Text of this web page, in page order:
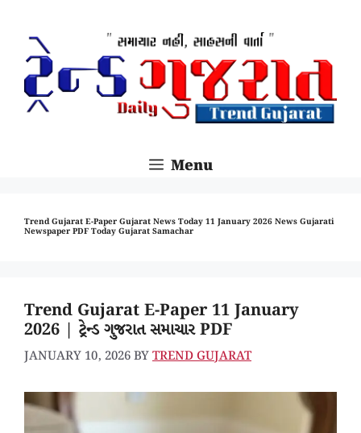
CONTENT
Menu
Trend Gujarat E-Paper Gujarat News Today 11 January 2026 News Gujarati
Newspaper PDF Today Gujarat Samachar
Trend Gujarat E-Paper 11 January
2026 | ટ્રેન્ડ ગુજરાત સમાચાર PDF
JANUARY 10, 2026BYTREND GUJARAT